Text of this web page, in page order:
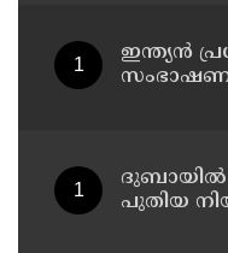
ഇന്ത്യൻ
ദുബായില്‍
പുതിയ